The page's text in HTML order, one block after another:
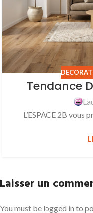
Tendance
L’ESPACE 2B vous
Laisser un
You must be logged in to